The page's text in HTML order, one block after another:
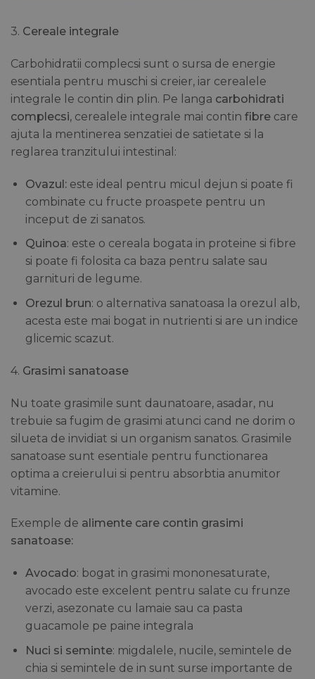
3. Cereale integrale
Carbohidratii complecsi sunt o sursa de energie
esentiala pentru muschi si creier, iar cerealele
integrale le contin din plin. Pe langa carbohidrati
complecsi, cerealele integrale mai contin fibre care
ajuta la mentinerea senzatiei de satietate si la
reglarea tranzitului intestinal:
Ovazul:este ideal pentru micul dejun si poate fi
combinate cu fructe proaspete pentru un
inceput de zi sanatos.
Quinoa: este o cereala bogata in proteine si fibre
si poate fi folosita ca baza pentru salate sau
garnituri de legume.
Orezul brun: o alternativa sanatoasa la orezul alb,
acesta este mai bogat in nutrienti si are un indice
glicemic scazut.
4. Grasimi sanatoase
Nu toate grasimile sunt daunatoare, asadar, nu
trebuie sa fugim de grasimi atunci cand ne dorim o
silueta de invidiat si un organism sanatos. Grasimile
sanatoase sunt esentiale pentru functionarea
optima a creierului si pentru absorbtia anumitor
vitamine.
Exemple de alimente care contin grasimi
sanatoase:
Avocado: bogat in grasimi mononesaturate,
avocado este excelent pentru salate cu frunze
verzi, asezonate cu lamaie sau ca pasta
guacamole pe paine integrala
Nuci si seminte: migdalele, nucile, semintele de
chia si semintele de in sunt surse importante de